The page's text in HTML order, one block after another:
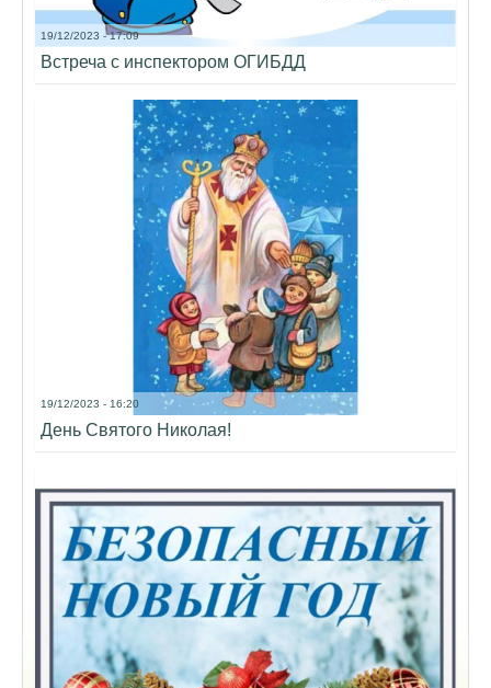
19/12/2023 - 17:09
Встреча с инспектором ОГИБДД
19/12/2023 - 16:20
День Святого Николая!